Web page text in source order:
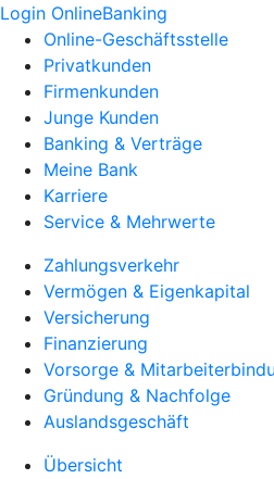
Login OnlineBanking
Online-Geschäftsstelle
Privatkunden
Firmenkunden
Junge Kunden
Banking & Verträge
Meine Bank
Karriere
Service & Mehrwerte
Zahlungsverkehr
Vermögen & Eigenkapital
Versicherung
Finanzierung
Vorsorge &
Gründung & Nachfolge
Auslandsgeschäft
Übersicht